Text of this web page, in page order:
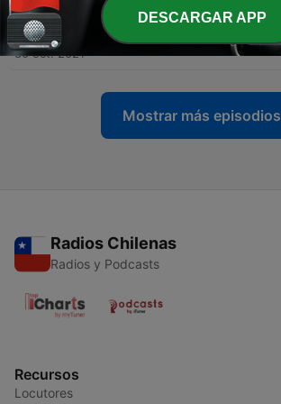
3 - Der Tresor
30 oct. 2021
Mostrar más episodios
Radios Chilenas
Radios y Podcasts
Recursos
Locutores
DESCARGAR APP